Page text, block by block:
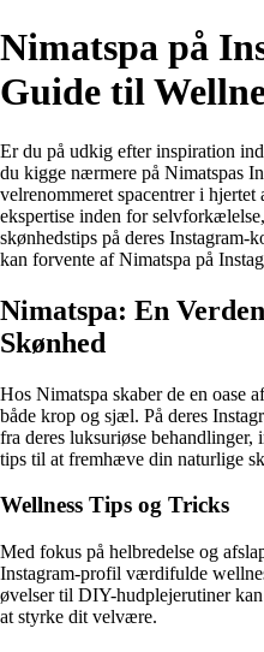
Nimatspa på
Guide til
Er du på udkig efter inspiration
du kigge nærmere på Nimatspas
velrenommeret spacentrer i
ekspertise inden for
skønhedstips på deres
kan forvente af Nimatspa på
Nimatspa: En
Skønhed
Hos Nimatspa skaber de en
både krop og sjæl. På deres
fra deres luksuriøse
tips til at fremhæve din naturlige
Wellness Tips og Tricks
Med fokus på helbredelse og
Instagram-profil værdifulde
øvelser til DIY-hudplejerutiner
at styrke dit velvære.